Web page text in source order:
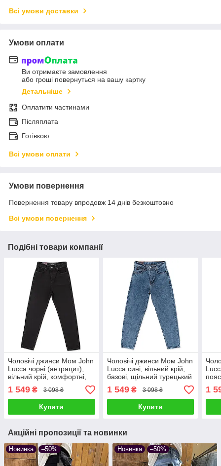
Всі умови доставки
Умови оплати
Ви отримаєте замовлення
або гроші повернуться на вашу картку
Детальніше
Оплатити частинами
Післяплата
Готівкою
Всі умови оплати
Умови повернення
Повернення товару впродовж 14 днів безкоштовно
Всі умови повернення
Подібні товари компанії
Чоловічі джинси Мом John
Lucca чорні (антрацит),
вільний крій, комфортні,
якісні
1 549 ₴ 3 098 ₴
Купити
Чоловічі джинси Мом John
Lucca сині, вільний крій,
базові, щільний турецький
джинс
1 549₴ 3 098 ₴
Купити
1
Акційні пропозиції та новинки
Новинка –50% Новинка –50%